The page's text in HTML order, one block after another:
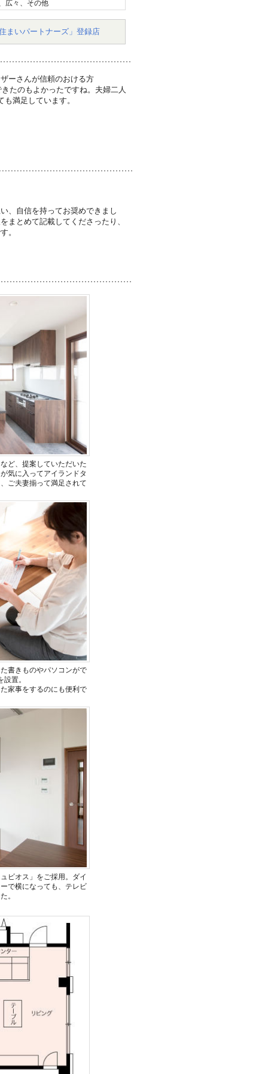
広々、その他
まいパートナーズ」登録店
ーさんが信頼のおける方
たのもよかったですね。夫婦二人
満足しています。
、自信を持ってお奨めできまし
まとめて記載してくださったり、
。
ど、提案していただいた
気に入ってアイランドタ
ご夫妻揃って満足されて
書きものやパソコンがで
置。
家事をするのにも便利で
ビオス」をご採用。ダイ
で横になっても、テレビ
。